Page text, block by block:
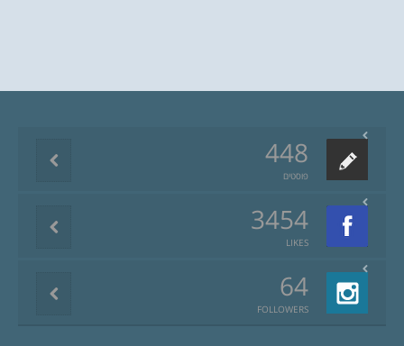
448
פוסטים
3454
LIKES
64
FOLLOWERS